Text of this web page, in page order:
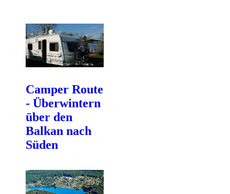
Camper Route
- Überwintern
über den
Balkan nach
Süden